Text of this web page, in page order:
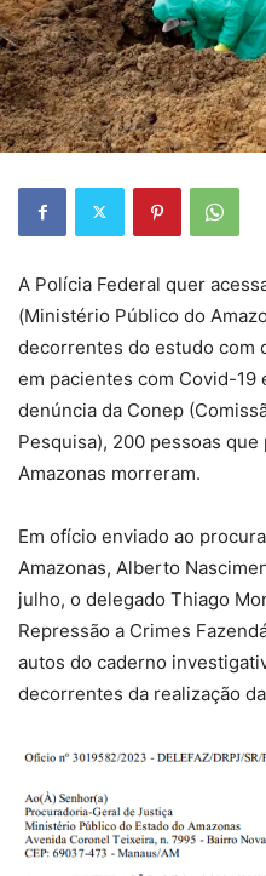
A Polícia Federal quer
(Ministério Público do
decorrentes do estudo com
em pacientes com Covid-19
denúncia da Conep
Pesquisa), 200 pessoas
Amazonas morreram.
Em ofício enviado ao
Amazonas, Alberto
julho, o delegado Thiago
Repressão a Crimes
autos do caderno
decorrentes da realização